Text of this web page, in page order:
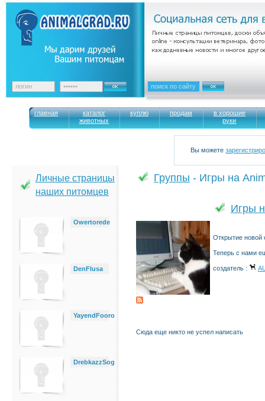
главная
каталог
животных
куплю продам
в хорошие
руки
Вы можете
Личные страницы
наших питомцев
Owertorede
DenFlusa
YayendFooro
DrebkazzSog
Группы - Игры на
Игры
Открытие новой
Теперь с нами
создатель :
Сюда еще никто не успел написать